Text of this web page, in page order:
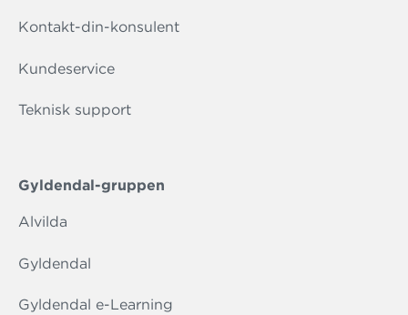
Kontakt-din-konsulent
Kundeservice
Teknisk support
Gyldendal-gruppen
Alvilda
Gyldendal
Gyldendal e-Learning